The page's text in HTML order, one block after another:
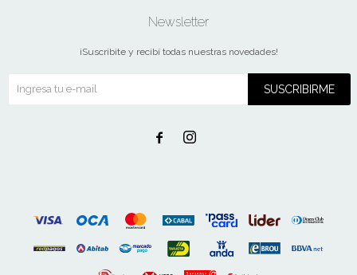
Newsletter
¡Suscribite y recibí todas nuestras novedades!
SUSCRIBIRME
 